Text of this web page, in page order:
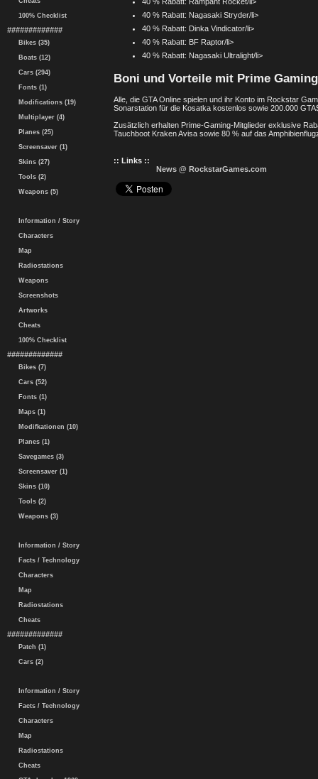
100% Checklist
#############
Bikes (35)
Boats (12)
Cars (294)
Fonts (1)
Modifications (19)
Multiplayer (4)
Planes (25)
Screensaver (1)
Skins (27)
Tools (2)
Weapons (5)
Information / Story
Characters
Map
Radiostations
Weapons
Screenshots
Artworks
Cheats
100% Checklist
#############
Bikes (7)
Cars (52)
Fonts (1)
Maps (1)
Modifkationen (10)
Planes (1)
Savegames (3)
Screensaver (1)
Skins (10)
Tools (2)
Weapons (3)
Information / Story
Facts / Technology
Characters
Map
Radiostations
Cheats
#############
Patch (1)
Cars (2)
Information / Story
Facts / Technology
Characters
Map
Radiostations
Cheats
40 % Rabatt: Rampant Rocket/li>
40 % Rabatt: Nagasaki Stryder/li>
40 % Rabatt: Dinka Vindicator/li>
40 % Rabatt: BF Raptor/li>
40 % Rabatt: Nagasaki Ultralight/li>
Boni und Vorteile mit Prime Gaming
Alle, die GTA Online spielen und ihr Konto im Rockstar
Sonarstation für die Kosatka kostenlos sowie 200.000
Zusätzlich erhalten Prime-Gaming-Mitglieder exklusive
Tauchboot Kraken Avisa sowie 80 % auf das
:: Links ::
News @ RockstarGames.com